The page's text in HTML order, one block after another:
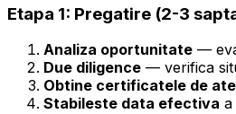
Etapa 1: Pregatire (2-3
Analiza oportunitate —
Due diligence — verifica
Obtine certificatele de
Stabileste data efectiva a